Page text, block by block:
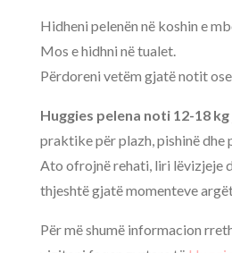
Hidheni pelenën në koshin e
Mos e hidhni në tualet.
Përdoreni vetëm gjatë notit
Huggies pelena noti 12-18 kg
praktike për plazh, pishinë dhe
Ato ofrojnë rehati, liri lëvizjeje
thjeshtë gjatë momenteve
Për më shumë informacion